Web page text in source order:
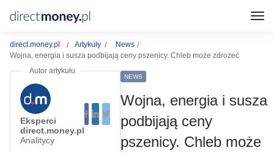
direct.money.pl Artykuły
News
Wojna, energia i susza podbijają ceny pszenicy. Chleb może zdrożeć
Eksperci
direct.money.pl
Analitycy
NEWS
Wojna, energia i susza
podbijają ceny
pszenicy. Chleb może